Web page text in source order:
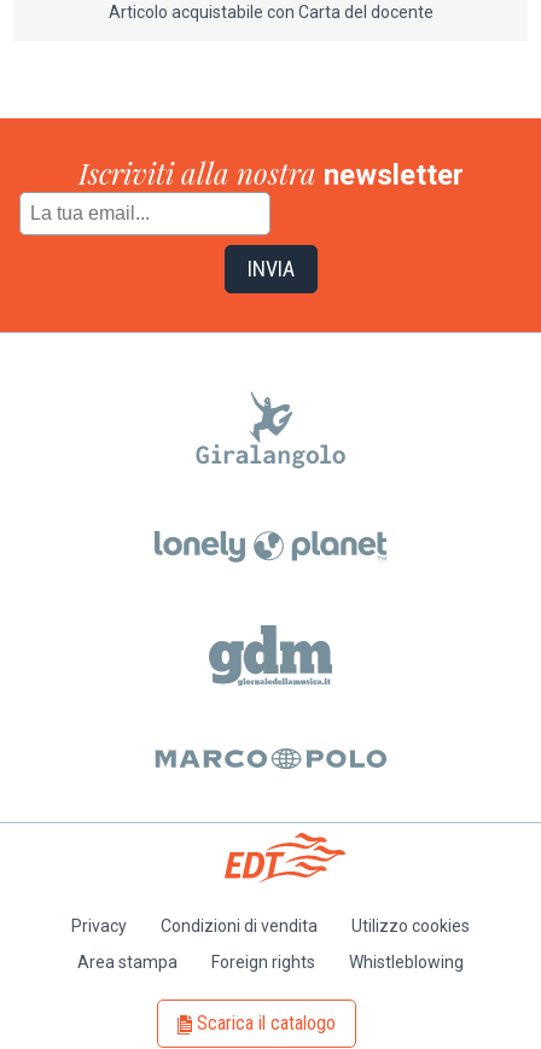
Articolo acquistabile con Carta del docente
Iscriviti alla nostra newsletter
Privacy Condizioni di vendita
Utilizzo cookies
Area stampa
Foreign rights Whistleblowing
Scarica il catalogo